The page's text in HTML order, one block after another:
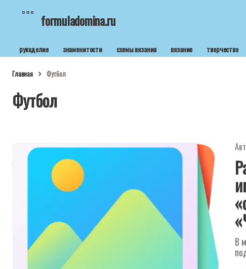
formuladomina.ru
рукоделие знаменитости схемы вязания вязание творчество
Главная Футбол
Футбол
В